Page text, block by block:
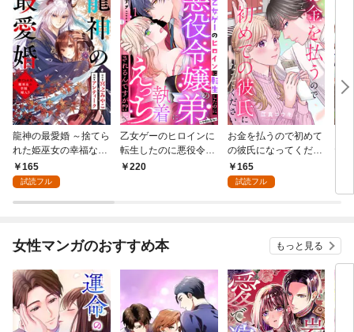
龍神の最愛婚 ～捨てら
れた姫巫女の幸福な嫁
入り～: 1
165
試読フル
乙女ゲーのヒロインに
転生したのに悪役令嬢
の弟（攻略対象外）に
220
お金を払うので初めて
の彼氏になってくださ
い: 1
165
試読フル
た
女性マンガのおすすめ本 もっと見る